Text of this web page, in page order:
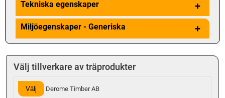
Tekniska egenskaper +
Miljöegenskaper - Generiska +
Välj tillverkare av träprodukter
Välj Derome Timber AB